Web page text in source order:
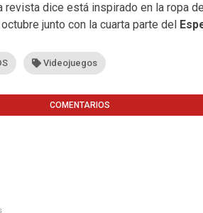
revista dice está inspirado en la ropa
junto con la cuarta parte del
Videojuegos
COMENTARIOS